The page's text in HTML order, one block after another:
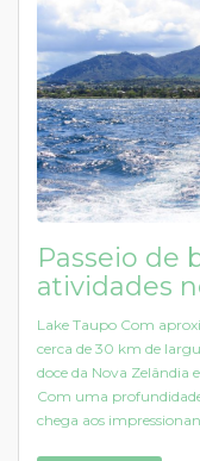
Passeio de
atividades
Lake Taupo Com
cerca de 30 km de
doce da Nova Zelândia
Com uma
chega aos